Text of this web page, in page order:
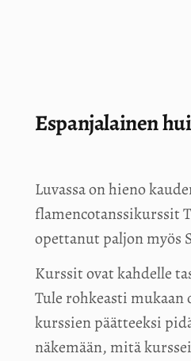
Espanjalainen
Luvassa on hieno
flamencotanssikurssit
opettanut paljon myös
Kurssit ovat kahdelle
Tule rohkeasti
kurssien päätteeksi
näkemään, mitä